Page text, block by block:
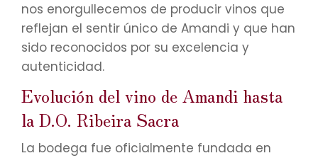
nos enorgullecemos de producir vinos que
reflejan el sentir único de Amandi y que han
sido reconocidos por su excelencia y
autenticidad.
Evolución del vino de Amandi hasta
la D.O. Ribeira Sacra
La bodega fue oficialmente fundada en